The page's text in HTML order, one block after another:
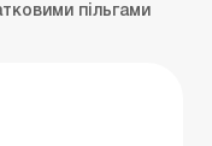
пільгами